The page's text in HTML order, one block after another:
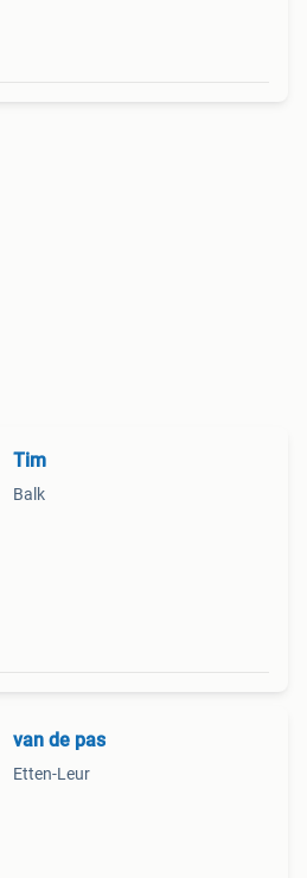
Tim
Balk
van de pas
Etten-Leur